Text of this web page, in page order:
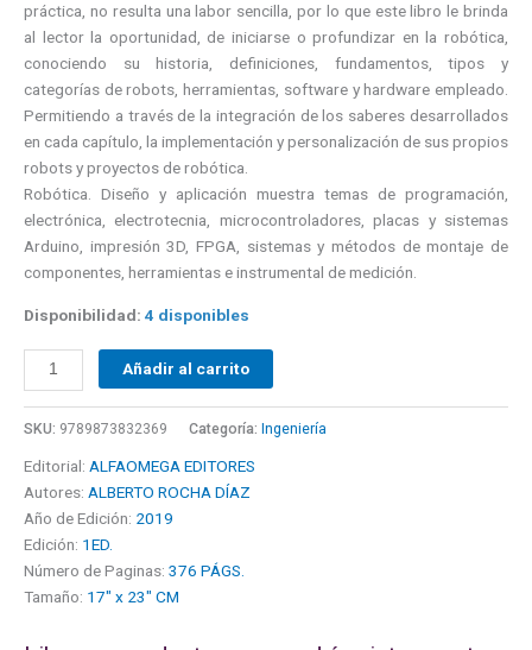
práctica, no resulta una labor sencilla, por lo que este libro le brinda
al lector la oportunidad, de iniciarse o profundizar en la robótica,
conociendo su historia, definiciones, fundamentos, tipos y
categorías de robots, herramientas, software y hardware empleado.
Permitiendo a través de la integración de los saberes desarrollados
en cada capítulo, la implementación y personalización de sus propios
robots y proyectos de robótica.
Robótica. Diseño y aplicación muestra temas de programación,
electrónica, electrotecnia, microcontroladores, placas y sistemas
Arduino, impresión 3D, FPGA, sistemas y métodos de montaje de
componentes, herramientas e instrumental de medición.
Disponibilidad: 4 disponibles
Añadir al carrito
SKU: 9789873832369 Categoría: Ingeniería
Editorial: ALFAOMEGA EDITORES
Autores: ALBERTO ROCHA DÍAZ
Año de Edición: 2019
Edición: 1ED.
Número de Paginas: 376 PÁGS.
Tamaño: 17" x 23" CM